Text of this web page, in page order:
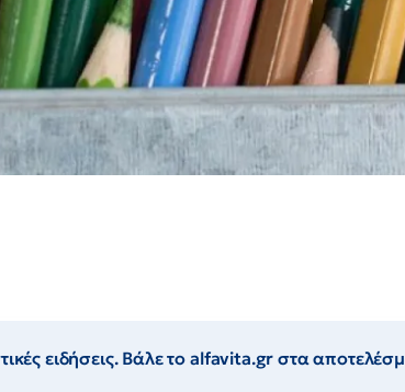
ειδήσεις. Βάλε το alfavita.gr στα